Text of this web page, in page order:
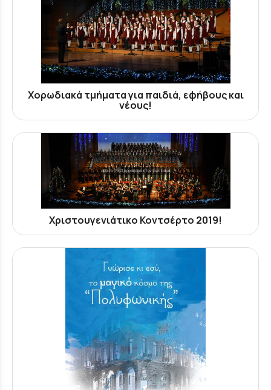
Χορωδιακά τμήματα για παιδιά, εφήβους και
νέους!
Χριστουγενιάτικο Κοντσέρτο 2019!